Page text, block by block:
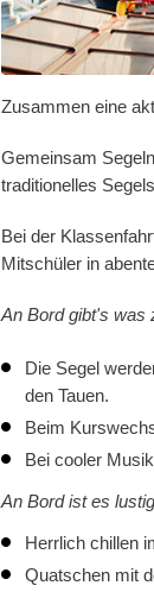
Zusammen eine
Gemeinsam
traditionelles
Bei der
Mitschüler in
An Bord gibt's was
Die Segel
den Tauen.
Beim
Bei cooler
An Bord ist es
Herrlich chillen
Quatschen mit